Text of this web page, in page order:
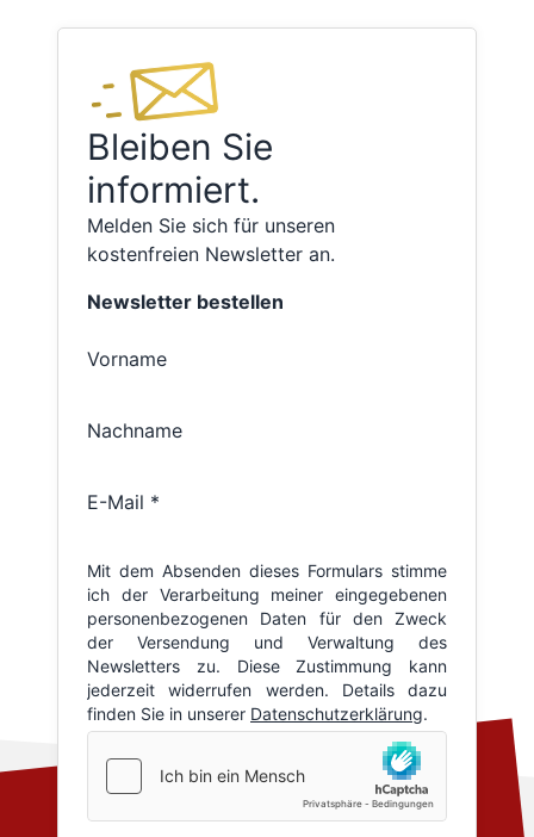
Bleiben Sie
informiert.
Melden Sie sich für unseren
kostenfreien Newsletter an.